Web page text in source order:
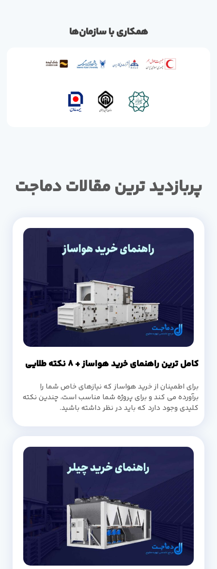
همکاری با سازمان‌ها
پربازدید ترین مقالات دماجت
کامل ترین راهنمای خرید هواساز + 8 نکته طلایی
برای اطمینان از خرید هواساز که نیازهای خاص شما را
برآورده می کند و برای پروژه شما مناسب است، چندین نکته
کلیدی وجود دارد که باید در نظر داشته باشید.